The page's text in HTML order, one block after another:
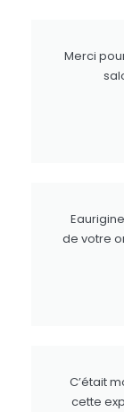
Merci
de votre
C’était
cette